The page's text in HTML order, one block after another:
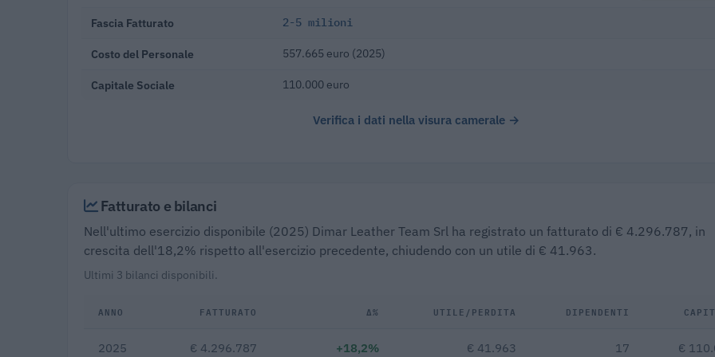
Fascia Fatturato 2-5 milioni
Costo del Personale 557.665 euro (2025)
Capitale Sociale 110.000 euro
Verifica i dati nella visura camerale →
Fatturato e bilanci
Nell'ultimo esercizio disponibile (2025) Dimar Leather Team Srl ha registrato un fatturato di € 4.296.787, in
crescita dell'18,2% rispetto all'esercizio precedente, chiudendo con un utile di € 41.963.
Ultimi 3 bilanci disponibili.
ANNO FATTURATO Δ% UTILE/PERDITA DIPENDENTI
2025 € 4.296.787 +18,2% € 41.963 17 €